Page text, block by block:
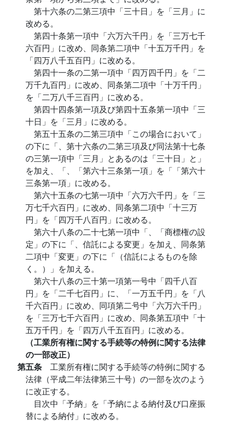
第十六条の二第三項中「三十日」を「三月」に
改める。
第四十条第一項中「六万六千円」を「三万七千
六百円」に改め、同条第二項中「十五万千円」を
「四万八千五百円」に改める。
第四十一条の二第一項中「四万四千円」を「二
万千九百円」に改め、同条第二項中「十万千円」
を「二万八千三百円」に改める。
第四十四条第一項及び第四十五条第一項中「三
十日」を「三月」に改める。
第五十五条の二第三項中「この場合において」
の下に「、第十六条の二第三項及び同法第十七条
の三第一項中「三月」とあるのは「三十日」と」
を加え、「、「第六十三条第一項」を「「第六十
三条第一項」に改める。
第六十五条の七第一項中「六万六千円」を「三
万七千六百円」に改め、同条第二項中「十三万
円」を「四万千八百円」に改める。
第六十八条の二十七第一項中「、「商標権の設
定」の下に「、信託による変更」を加え、同条第
二項中「変更」の下に「（信託によるものを除
く。）」を加える。
第六十八条の三十第一項第一号中「四千八百
円」を「二千七百円」に、「一万五千円」を「八
千六百円」に改め、同項第二号中「六万六千円」
を「三万七千六百円」に改め、同条第五項中「十
五万千円」を「四万八千五百円」に改める。
（工業所有権に関する手続等の特例に関する法律
の一部改正）
第五条 工業所有権に関する手続等の特例に関する
法律（平成二年法律第三十号）の一部を次のよう
に改正する。
目次中「予納」を「予納による納付及び口座振
替による納付」に改める。